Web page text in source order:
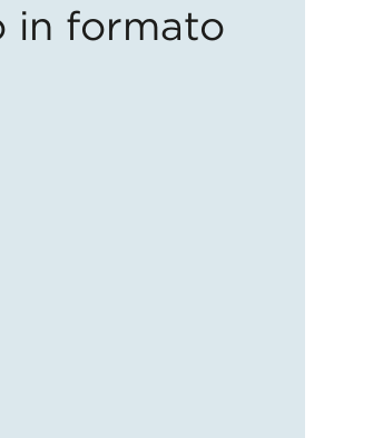
in formato